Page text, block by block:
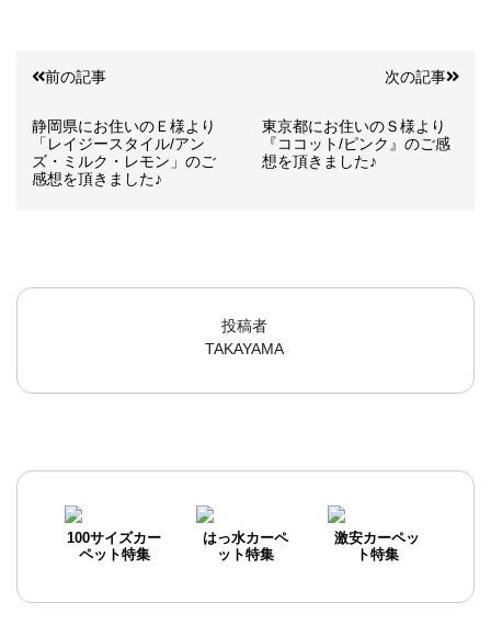
前の記事
静岡県にお住いのＥ様より
「レイジースタイル/アン
ズ・ミルク・レモン」のご
感想を頂きました♪
次の記事
東京都にお住いのＳ様より
『ココット/ピンク』のご感
想を頂きました♪
投稿者
TAKAYAMA
100サイズカー
ペット特集
はっ水カーペ
ット特集
激安カーペッ
ト特集